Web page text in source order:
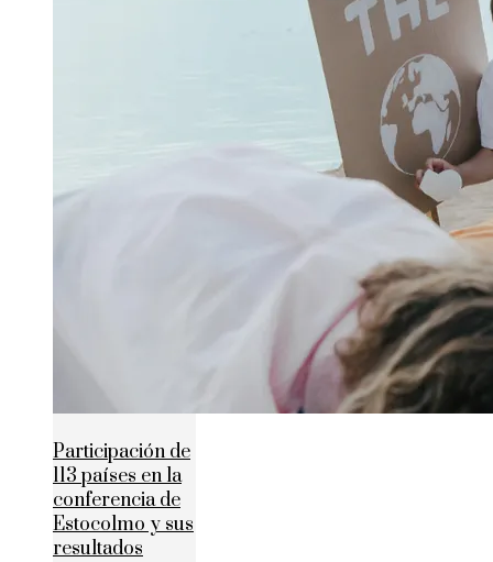
Participación de
113 países en la
conferencia de
Estocolmo y sus
resultados